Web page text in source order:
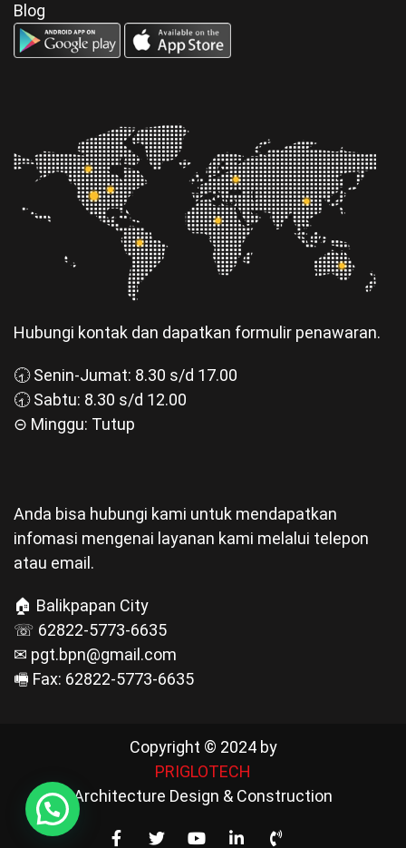
Blog
Hubungi kontak dan dapatkan formulir penawaran.
🕣 Senin-Jumat: 8.30 s/d 17.00
🕣 Sabtu: 8.30 s/d 12.00
⊝ Minggu: Tutup
Anda bisa hubungi kami untuk mendapatkan
infomasi mengenai layanan kami melalui telepon
atau email.
🏠 Balikpapan City
☏ 62822-5773-6635
✉ pgt.bpn@gmail.com
🖷 Fax: 62822-5773-6635
Copyright © 2024 by
PRIGLOTECH
Architecture Design & Construction